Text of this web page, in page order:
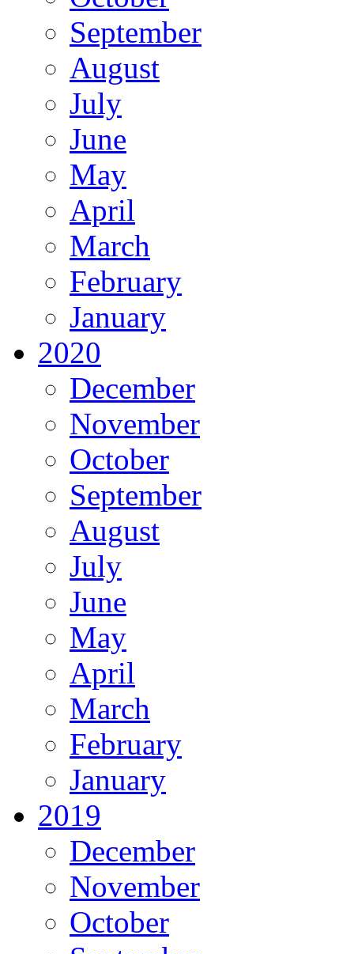
September
August
July
June
May
April
March
February
January
2020
December
November
October
September
August
July
June
May
April
March
February
January
2019
December
November
October